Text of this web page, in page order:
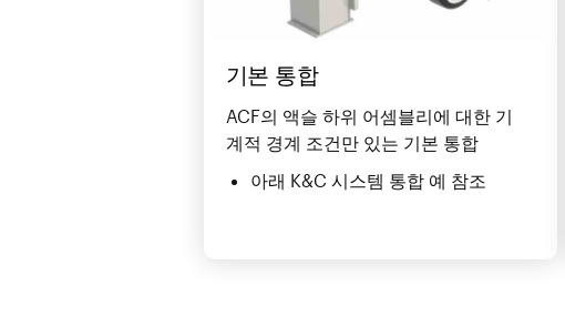
기본 통합
ACF의 액슬 하위 어셈블리에 대한 기
계적 경계 조건만 있는 기본 통합
아래 K&C 시스템 통합 예 참조